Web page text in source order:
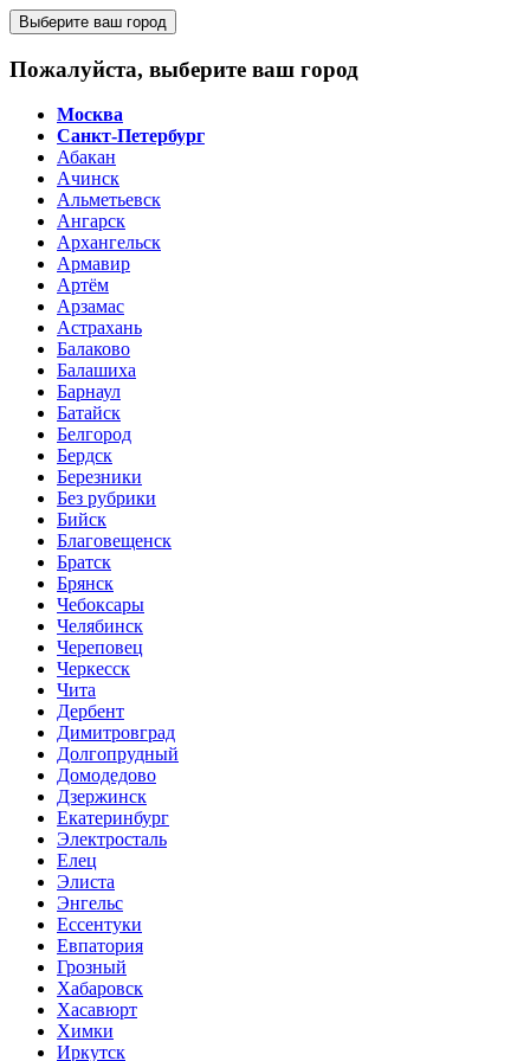
Выберите ваш город
Пожалуйста, выберите ваш город
Москва
Санкт-Петербург
Абакан
Ачинск
Альметьевск
Ангарск
Архангельск
Армавир
Артём
Арзамас
Астрахань
Балаково
Балашиха
Барнаул
Батайск
Белгород
Бердск
Березники
Без рубрики
Бийск
Благовещенск
Братск
Брянск
Чебоксары
Челябинск
Череповец
Черкесск
Чита
Дербент
Димитровград
Долгопрудный
Домодедово
Дзержинск
Екатеринбург
Электросталь
Елец
Элиста
Энгельс
Ессентуки
Евпатория
Грозный
Хабаровск
Хасавюрт
Химки
Иркутск